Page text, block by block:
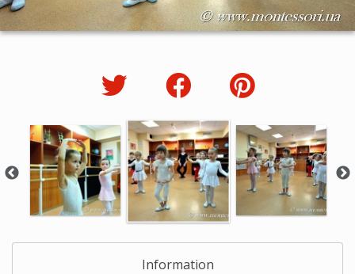
Information